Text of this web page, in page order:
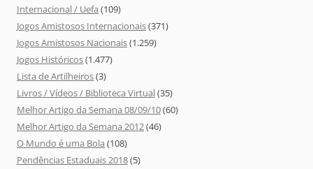
Internacional / Uefa (109)
Jogos Amistosos Internacionais(371)
Jogos Amistosos Nacionais(1.259)
Jogos Históricos(1.477)
Lista de Artilheiros(3)
Livros / Vídeos / Biblioteca Virtual(35)
Melhor Artigo da Semana 08/09/10(60)
Melhor Artigo da Semana 2012(46)
O Mundo é uma Bola (108)
Pendências Estaduais 2018(5)